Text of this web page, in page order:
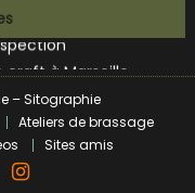
à Marseille
brassicole
bouchée de pain ?
– Sitographie
Ateliers de brassage
Sites amis